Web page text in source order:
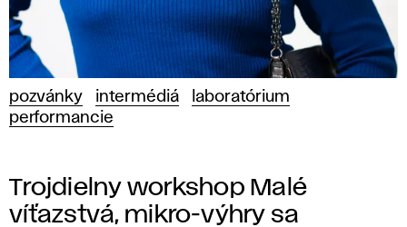
pozvánky intermédiá
laboratórium
performancie
Trojdielny workshop Malé
víťazstvá, mikro-výhry sa